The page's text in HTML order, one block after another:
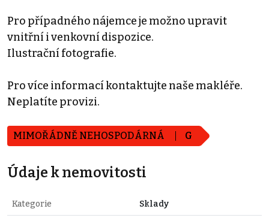
Pro případného nájemce je možno upravit
vnitřní i venkovní dispozice.
Ilustrační fotografie.
Pro více informací kontaktujte naše makléře.
Neplatíte provizi.
MIMOŘÁDNĚ NEHOSPODÁRNÁ G
Údaje k nemovitosti
Kategorie Sklady